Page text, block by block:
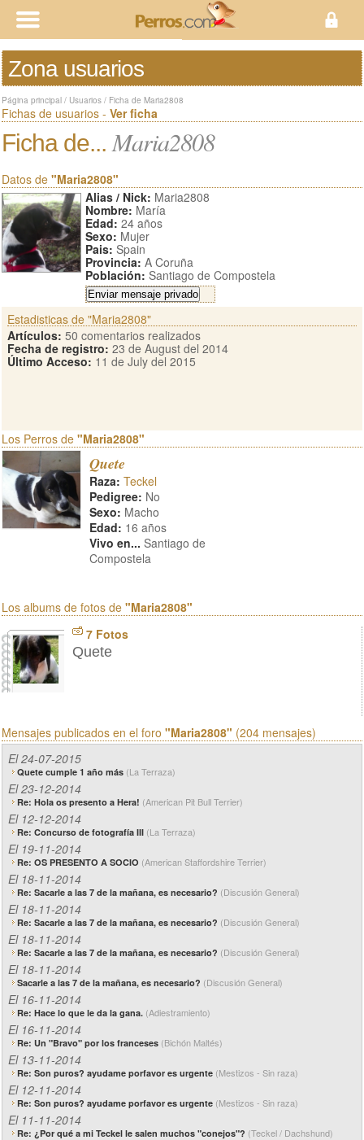
Zona usuarios
Página principal / Usuarios / Ficha de Maria2808
Fichas de usuarios - Ver ficha
Ficha de... Maria2808
Datos de "Maria2808"
Alias / Nick: Maria2808
Nombre: María
Edad: 24 años
Sexo: Mujer
Pais: Spain
Provincia: A Coruña
Población: Santiago de Compostela
Estadisticas de "Maria2808"
Artículos: 50 comentarios realizados
Fecha de registro: 23 de August del 2014
Último Acceso: 11 de July del 2015
Los Perros de "Maria2808"
Quete
Raza: Teckel
Pedigree: No
Sexo: Macho
Edad: 16 años
Vivo en... Santiago de
Compostela
Los albums de fotos de "Maria2808"
7 Fotos
Quete
Mensajes publicados en el foro "Maria2808" (204 mensajes)
El 24-07-2015
Quete cumple 1 año más (La Terraza)
El 23-12-2014
Re: Hola os presento a Hera! (American Pit Bull Terrier)
El 12-12-2014
Re: Concurso de fotografía III (La Terraza)
El 19-11-2014
Re: OS PRESENTO A SOCIO (American Staffordshire Terrier)
El 18-11-2014
Re: Sacarle a las 7 de la mañana, es necesario? (Discusión General)
El 18-11-2014
Re: Sacarle a las 7 de la mañana, es necesario? (Discusión General)
El 18-11-2014
Re: Sacarle a las 7 de la mañana, es necesario? (Discusión General)
El 18-11-2014
Sacarle a las 7 de la mañana, es necesario? (Discusión General)
El 16-11-2014
Re: Hace lo que le da la gana. (Adiestramiento)
El 16-11-2014
Re: Un "Bravo" por los franceses (Bichón Maltés)
El 13-11-2014
Re: Son puros? ayudame porfavor es urgente (Mestizos - Sin raza)
El 12-11-2014
Re: Son puros? ayudame porfavor es urgente (Mestizos - Sin raza)
El 11-11-2014
Re: ¿Por qué a mi Teckel le salen muchos "conejos"? (Teckel / Dachshund)